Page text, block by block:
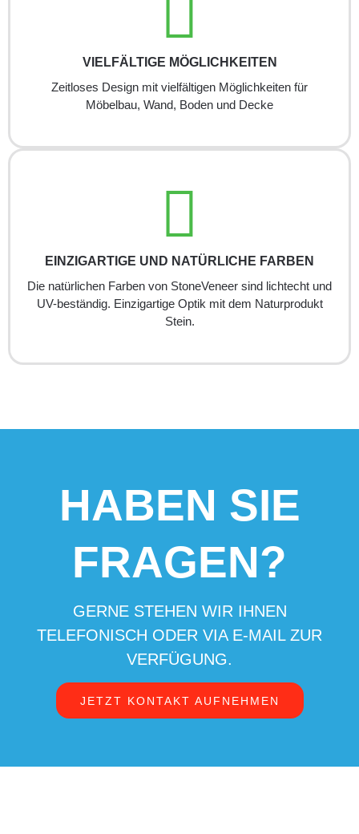
VIELFÄLTIGE MÖGLICHKEITEN
Zeitloses Design mit vielfältigen Möglichkeiten für
Möbelbau, Wand, Boden und Decke
EINZIGARTIGE UND NATÜRLICHE FARBEN
Die natürlichen Farben von StoneVeneer sind lichtecht und
UV-beständig. Einzigartige Optik mit dem Naturprodukt
Stein.
HABEN SIE
FRAGEN?
GERNE STEHEN WIR IHNEN
TELEFONISCH ODER VIA E-MAIL ZUR
VERFÜGUNG.
JETZT KONTAKT AUFNEHMEN